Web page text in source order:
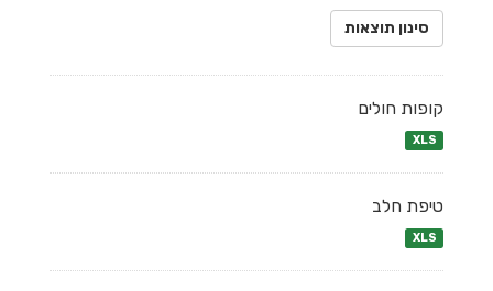
סינון תוצאות
קופות חולים
XLS
טיפת חלב
XLS